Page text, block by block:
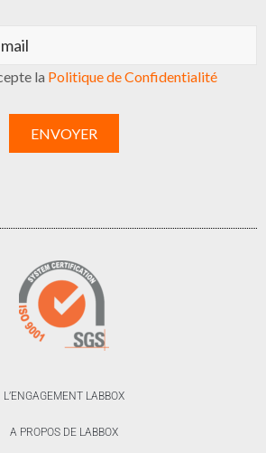
la Politique de Confidentialité
L’ENGAGEMENT LABBOX
A PROPOS DE LABBOX